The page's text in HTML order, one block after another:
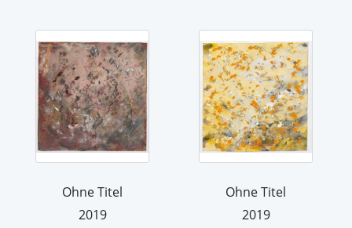
Ohne Titel
2019
Ohne Titel
2019